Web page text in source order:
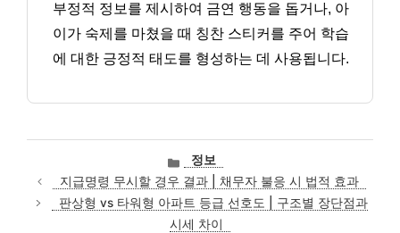
부정적 정보를 제시하여 금연 행동을 돕거나, 아
이가 숙제를 마쳤을 때 칭찬 스티커를 주어 학습
에 대한 긍정적 태도를 형성하는 데 사용됩니다.
카
테
고
리
정보
지급명령 무시할 경우 결과 | 채무자 불응 시 법적 효과
판상형 vs 타워형 아파트 등급 선호도 | 구조별 장단점과
시세 차이